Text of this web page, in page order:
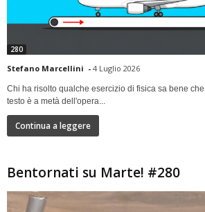
280
Stefano Marcellini - 4 Luglio 2026
Chi ha risolto qualche esercizio di fisica sa bene
testo è a metà dell'opera...
Continua a leggere
Bentornati su Marte! #280